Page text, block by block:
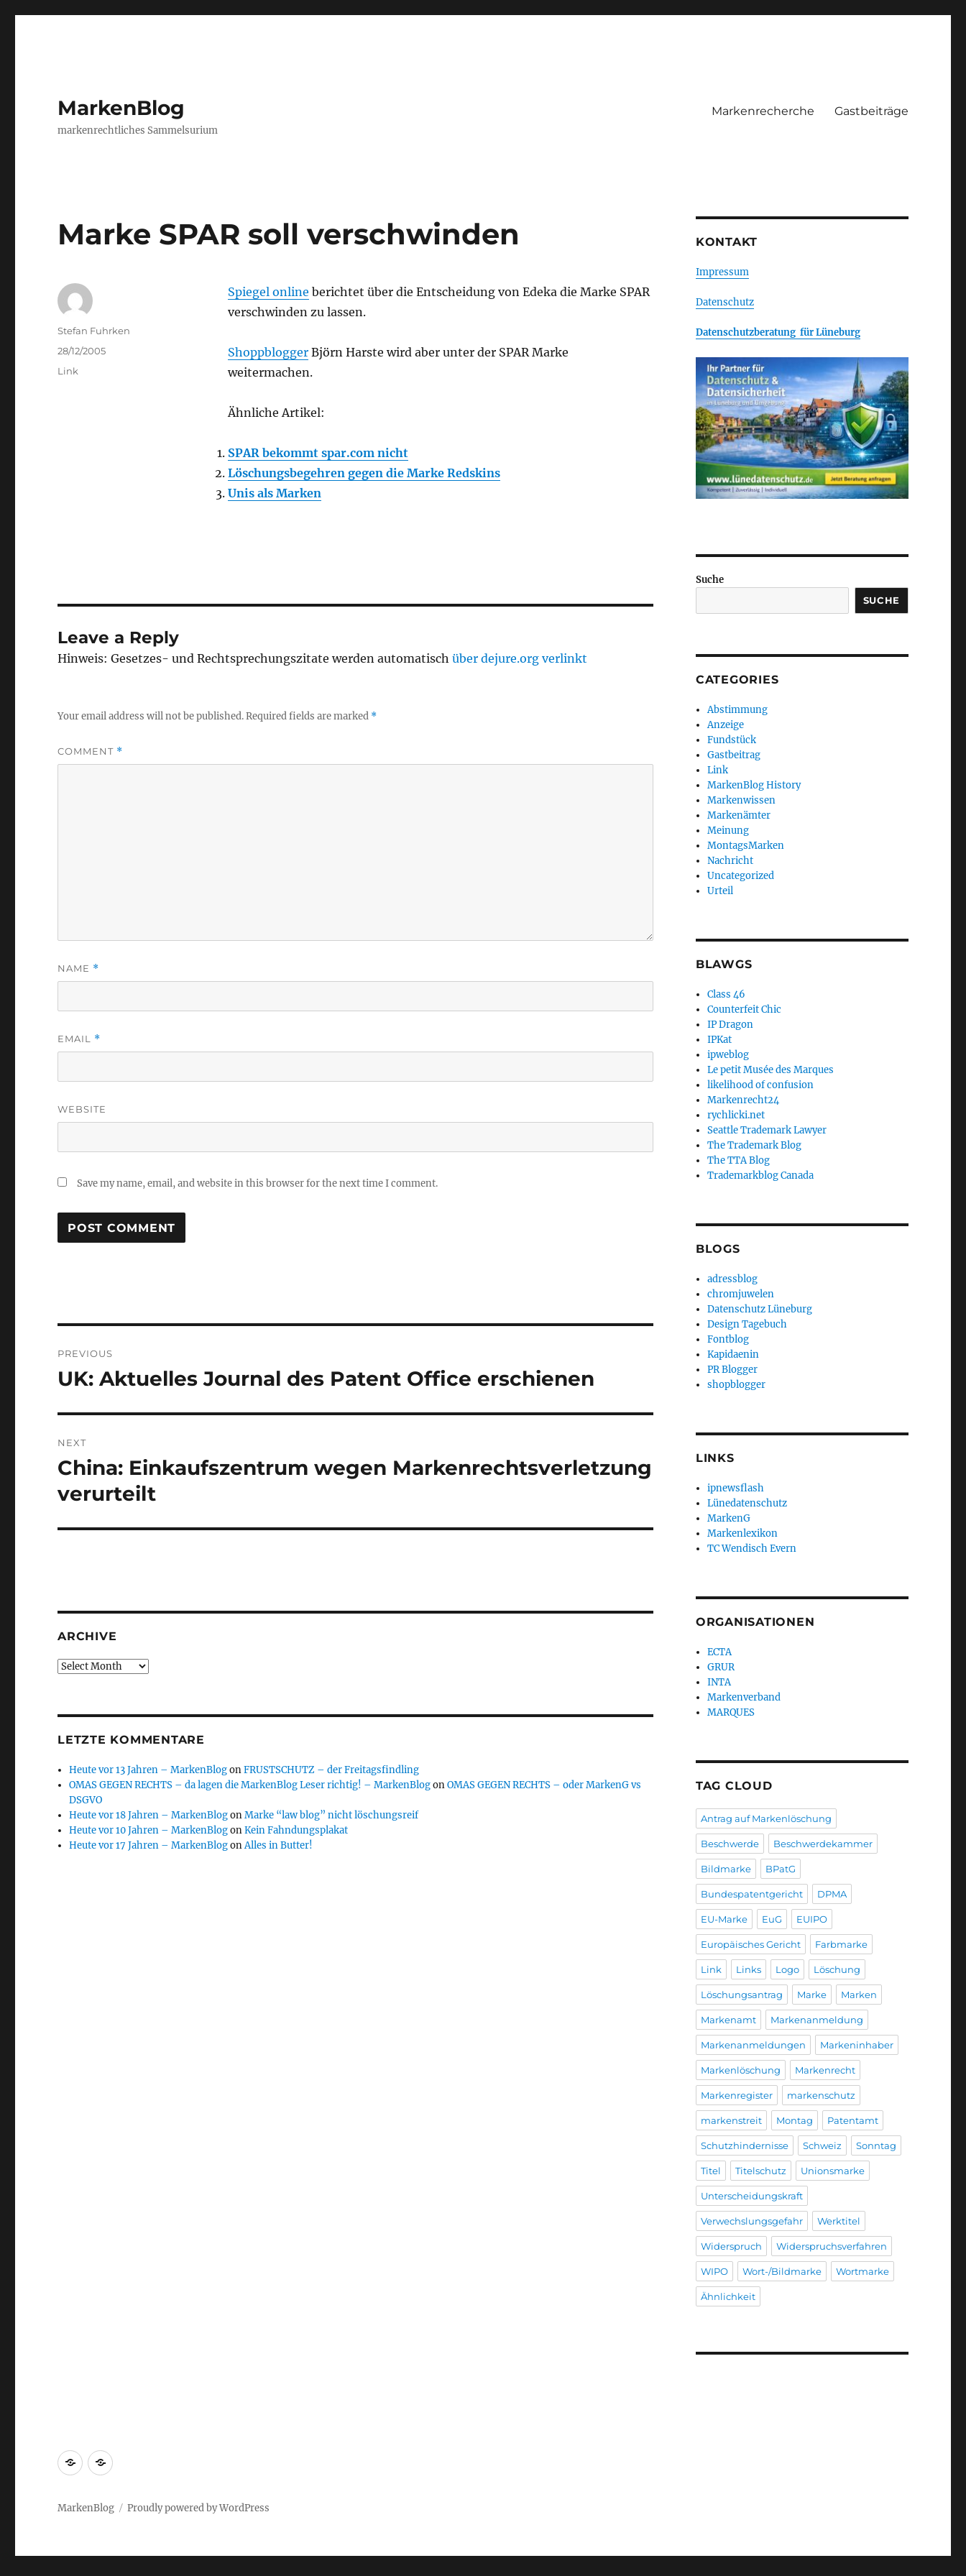
MarkenBlog
markenrechtliches Sammelsurium
Markenrecherche Gastbeiträge
Marke SPAR soll verschwinden
Spiegel online berichtet über die Entscheidung von Edeka die Marke SPAR
verschwinden zu lassen.
ShoppbloggerBjörn Harste wird aber unter der SPAR Marke
weitermachen.
Ähnliche Artikel:
SPAR bekommt spar.com nicht
Löschungsbegehren gegen die Marke Redskins
Unis als Marken
Author
Stefan Fuhrken
Posted
on
28/12/2005
Categories
Link
Leave a Reply
Hinweis: Gesetzes- und Rechtsprechungszitate werden automatischüber dejure.org verlinkt
Your email address will not be published.Required fields are marked *
COMMENT *
NAME *
EMAIL *
WEBSITE
Save my name, email, and website in this browser for the next time I comment.
navigation
PREVIOUS
Previous
UK: Aktuelles Journal des Patent Office erschienen
NEXT
Next
China: Einkaufszentrum wegen Markenrechtsverletzung
verurteilt
ARCHIVE
Archive
LETZTE KOMMENTARE
Heute vor 13 Jahren – MarkenBlogonFRUSTSCHUTZ – der Freitagsfindling
OMAS GEGEN RECHTS – da lagen die MarkenBlog Leser richtig! – MarkenBlogonOMAS GEGEN RECHTS – oder MarkenG vs
DSGVO
Heute vor 18 Jahren – MarkenBlogonMarke “law blog” nicht löschungsreif
Heute vor 10 Jahren – MarkenBlogonKein Fahndungsplakat
Heute vor 17 Jahren – MarkenBlogonAlles in Butter!
KONTAKT
Impressum
Datenschutz
Datenschutzberatung für Lüneburg
Suche
SUCHE
CATEGORIES
Abstimmung
Anzeige
Fundstück
Gastbeitrag
Link
MarkenBlog History
Markenwissen
Markenämter
Meinung
MontagsMarken
Nachricht
Uncategorized
Urteil
BLAWGS
Class 46
Counterfeit Chic
IP Dragon
IPKat
ipweblog
Le petit Musée des Marques
likelihood of confusion
Markenrecht24
rychlicki.net
Seattle Trademark Lawyer
The Trademark Blog
The TTA Blog
Trademarkblog Canada
BLOGS
adressblog
chromjuwelen
Datenschutz Lüneburg
Design Tagebuch
Fontblog
Kapidaenin
PR Blogger
shopblogger
LINKS
ipnewsflash
Lünedatenschutz
MarkenG
Markenlexikon
TC Wendisch Evern
ORGANISATIONEN
ECTA
GRUR
INTA
Markenverband
MARQUES
TAG CLOUD
Antrag auf Markenlöschung
Beschwerde Beschwerdekammer
Bildmarke BPatG
Bundespatentgericht DPMA
EU-Marke EuG EUIPO
Europäisches Gericht Farbmarke
Link Links Logo Löschung
Löschungsantrag Marke Marken
Markenamt Markenanmeldung
Markenanmeldungen Markeninhaber
Markenlöschung Markenrecht
Markenregister markenschutz
markenstreit Montag Patentamt
Schutzhindernisse Schweiz Sonntag
Titel Titelschutz Unionsmarke
Unterscheidungskraft
Verwechslungsgefahr Werktitel
Widerspruch Widerspruchsverfahren
WIPO Wort-/Bildmarke Wortmarke
Ähnlichkeit
Markenrecherche
Gastbeiträge
MarkenBlog Proudly powered by WordPress